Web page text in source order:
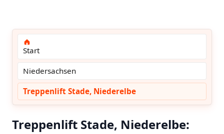
Start
Niedersachsen
Treppenlift Stade, Niederelbe
Treppenlift Stade, Niederelbe: